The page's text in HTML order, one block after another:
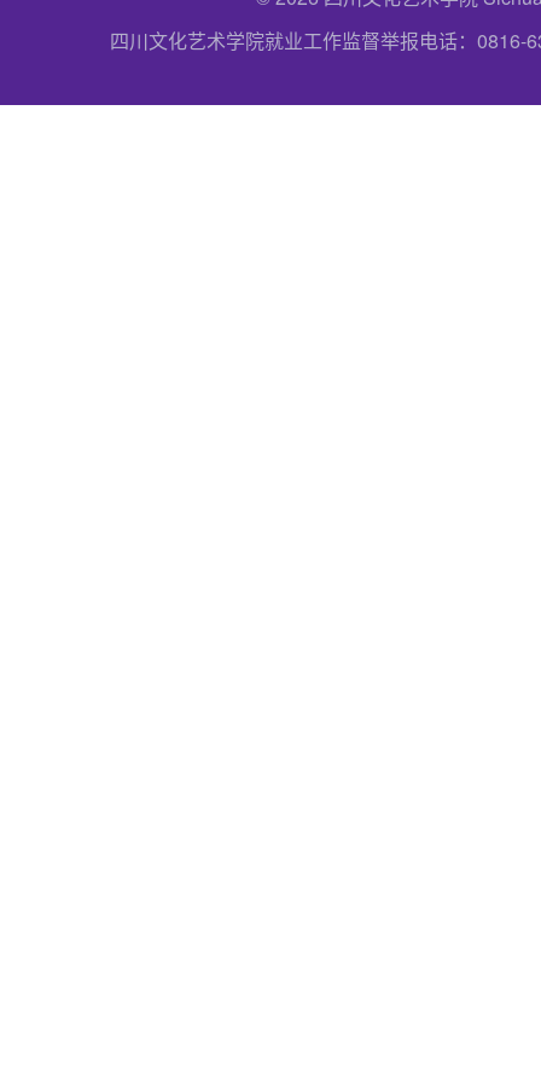
四川文化艺术学院就业工作监督举报电话：